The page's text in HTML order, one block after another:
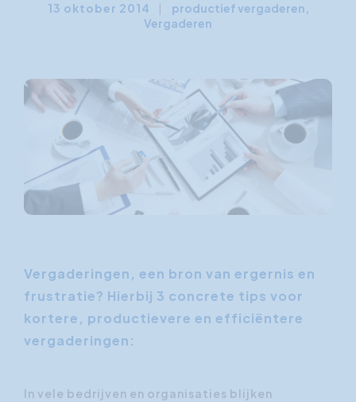
13 oktober 2014 | productief vergaderen,
Vergaderen
Vergaderingen, een bron van ergernis en
frustratie? Hierbij 3 concrete tips voor
kortere, productievere en efficiëntere
vergaderingen:
In vele bedrijven en organisaties blijken